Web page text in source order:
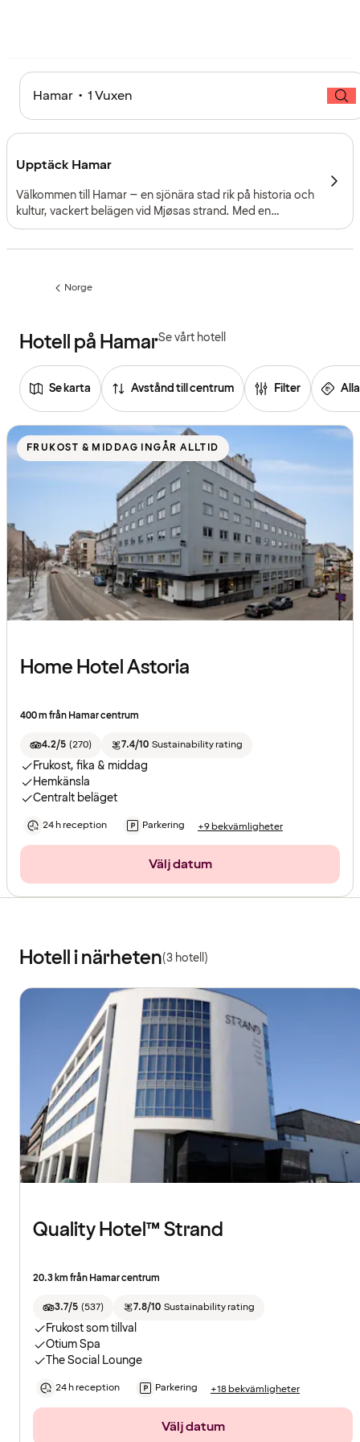
Hamar • 1 Vuxen
Upptäck Hamar
Välkommen till Hamar – en sjönära stad rik på historia och
kultur, vackert belägen vid Mjøsas strand. Med en
blandning av medeltida arv, levande kulturliv och
Föregående
Norge
Hotell på HamarSe vårt hotell
Se karta Avstånd till centrum Filter
Se
listan
FRUKOST & MIDDAG INGÅR ALLTID
Home Hotel Astoria
400 m från Hamar centrum
4.2/5 (270) 7.4/10 Sustainability rating
Frukost, fika & middag
Hemkänsla
Centralt beläget
24 h reception Parkering +9 bekvämligheter
Välj datum
Hotell i närheten(3 hotell)
Quality Hotel™ Strand
20.3 km från Hamar centrum
3.7/5 (537) 7.8/10 Sustainability rating
Frukost som tillval
Otium Spa
The Social Lounge
24 h reception Parkering +18 bekvämligheter
Välj datum